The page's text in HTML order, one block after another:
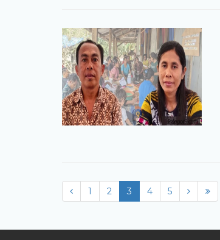
1 2 3 (current)
4 5